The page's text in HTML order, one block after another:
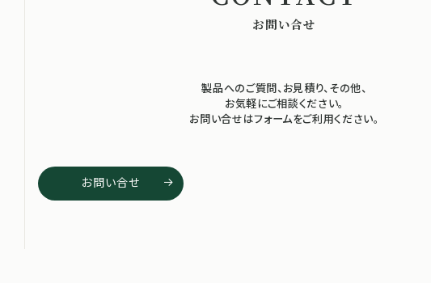
お問い合せ
製品へのご質問、お見積り、その他、
お気軽にご相談ください。
お問い合せはフォームをご利用ください。
お問い合せ